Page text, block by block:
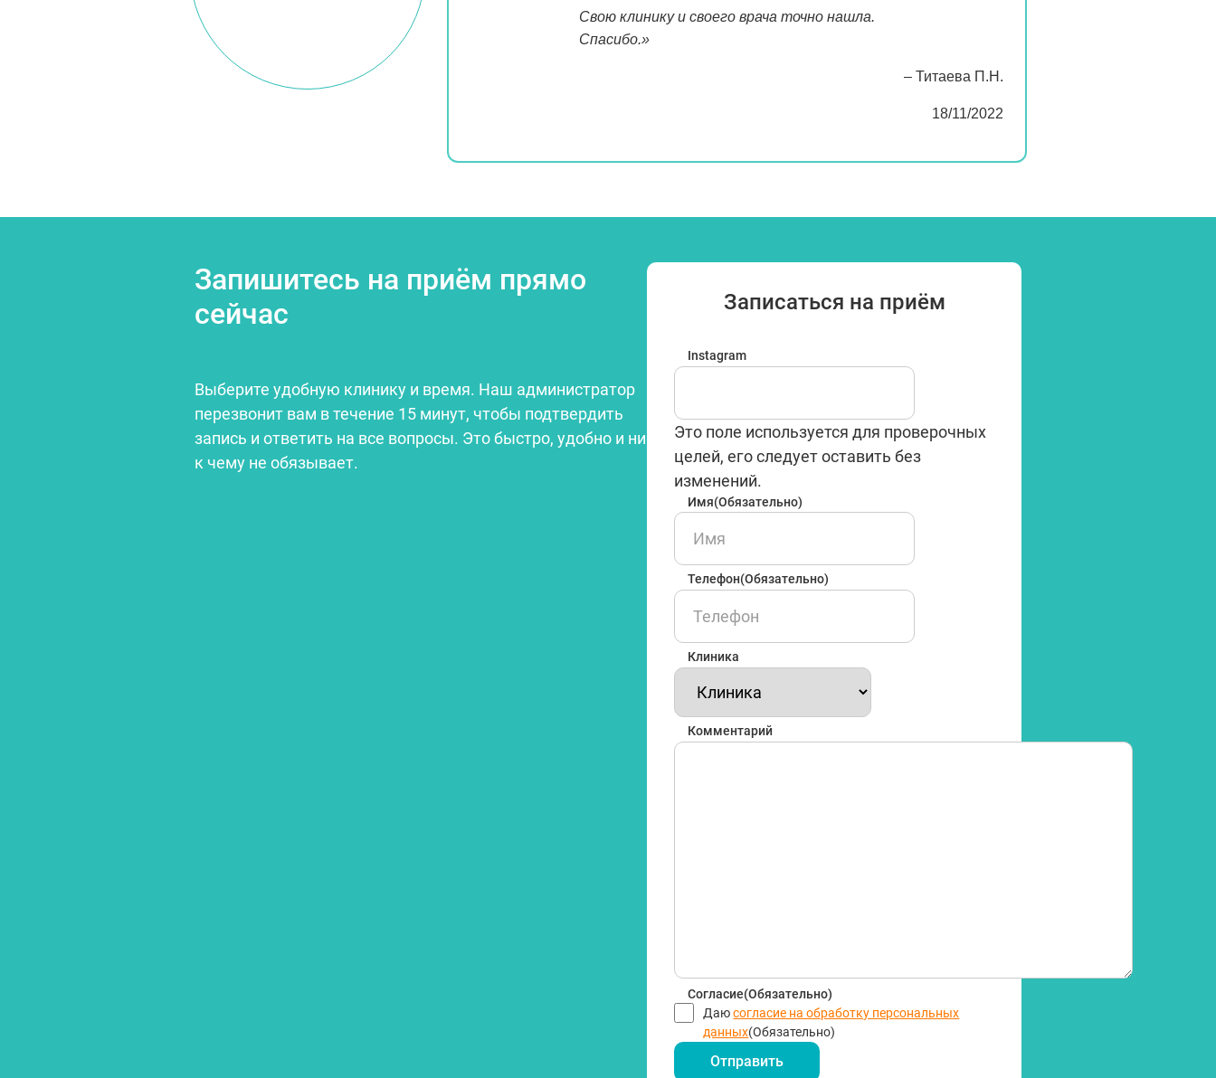
Свою клинику и своего врача точно нашла.
Спасибо.»
– Титаева П.Н.
18/11/2022
Запишитесь на приём прямо
сейчас
Выберите удобную клинику и время. Наш администратор
перезвонит вам в течение 15 минут, чтобы подтвердить
запись и ответить на все вопросы. Это быстро, удобно и ни
к чему не обязывает.
Записаться на приём
Instagram
Это поле используется для проверочных
целей, его следует оставить без
изменений.
Имя(Обязательно)
Имя
Телефон(Обязательно)
Клиника
Комментарий
Согласие(Обязательно)
Даюсогласие на обработку персональных
данных(Обязательно)